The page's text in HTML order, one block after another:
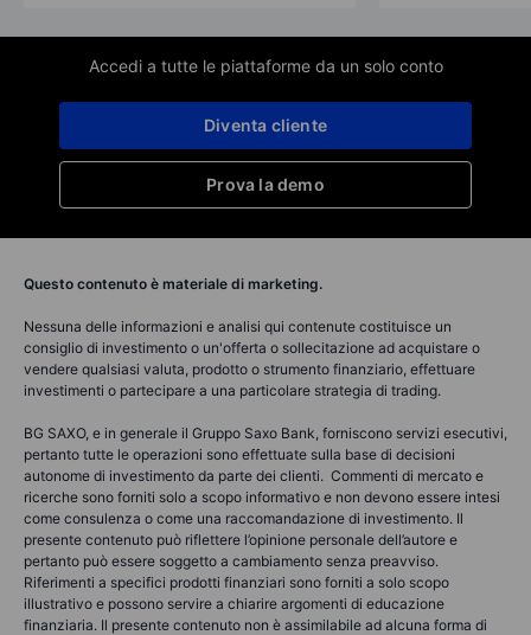
Accedi a tutte le piattaforme da un solo conto
Prova la demo
Diventa cliente
Questo contenuto è materiale di marketing.
Nessuna delle informazioni e analisi qui contenute costituisce un
consiglio di investimento o un'offerta o sollecitazione ad acquistare o
vendere qualsiasi valuta, prodotto o strumento finanziario, effettuare
investimenti o partecipare a una particolare strategia di trading.
BG SAXO, e in generale il Gruppo Saxo Bank, forniscono servizi esecutivi,
pertanto tutte le operazioni sono effettuate sulla base di decisioni
autonome di investimento da parte dei clienti. Commenti di mercato e
ricerche sono forniti solo a scopo informativo e non devono essere intesi
come consulenza o come una raccomandazione di investimento. Il
presente contenuto può riflettere l’opinione personale dell’autore e
pertanto può essere soggetto a cambiamento senza preavviso.
Riferimenti a specifici prodotti finanziari sono forniti a solo scopo
illustrativo e possono servire a chiarire argomenti di educazione
finanziaria. Il presente contenuto non è assimilabile ad alcuna forma di